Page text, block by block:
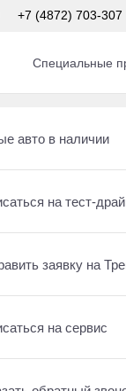
+7 (4872) 703-307
консультацию
заявку на
на сервис
обратный
кредит
на сервис
заявку на
обратный
Специальные
авто в наличии
на тест-
заявку на
на сервис